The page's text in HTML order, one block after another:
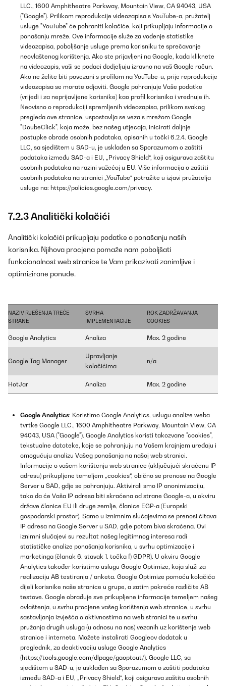
LLC., 1600 Amphitheatre Parkway, Mountain View, CA 94043, USA
("Google"). Prilikom reprodukcije videozapisa s YouTube-a, pružatelj
usluge "YouTube" će pohraniti kolačiće, koji prikupljaju informacije o
ponašanju mreže. Ove informacije služe za vođenje statistike
videozapisa, poboljšanje usluge prema korisniku te sprečavanje
neovlaštenog korištenja. Ako ste prijavljeni na Google, kada kliknete
na videozapis, vaši se podaci dodjeljuju izravno na vaš Google račun.
Ako ne želite biti povezani s profilom na YouTube-u, prije reprodukcije
videozapisa se morate odjaviti. Google pohranjuje Vaše podatke
(vrijedi i za neprijavljene korisnike) kao profil korisnika i vrednuje ih.
Neovisno o reprodukciji spremljenih videozapisa, prilikom svakog
pregleda ove stranice, uspostavlja se veza s mrežom Google
"DoubeClick", koja može, bez našeg utjecaja, inicirati daljnje
postupke obrade osobnih podataka, opisanih u točki 6.2.4. Google
LLC, sa sjedištem u SAD-u, je usklađen sa Sporazumom o zaštiti
podataka između SAD-a i EU, „Privacy Shield“, koji osigurava zaštitu
osobnih podataka na razini važećoj u EU. Više informacija o zaštiti
osobnih podataka na stranici „YouTube“ potražite u izjavi pružatelja
usluge na: https://policies.google.com/privacy.
7.2.3 Analitički kolačići
Analitički kolačići prikupljaju podatke o ponašanju naših
korisnika. Njihova procjena pomaže nam poboljšati
funkcionalnost web stranice te Vam prikazivati zanimljive i
optimizirane ponude.
NAZIV RJEŠENJA TREĆE
STRANE
SVRHA
IMPLEMENTACIJE
ROK ZADRŽAVANJA
COOKIES
Google Analytics Analiza Max. 2 godine
Google Tag Manager
Upravljanje
kolačićima
n/a
HotJar Analiza Max. 2 godine
Google Analytics: Koristimo Google Analytics, uslugu analize weba
tvrtke Google LLC., 1600 Amphitheatre Parkway, Mountain View, CA
94043, USA ("Google"). Google Analytics koristi takozvane "cookies",
tekstualne datoteke, koje se pohranjuju na Vašem krajnjem uređaju i
omogućuju analizu Vašeg ponašanja na našoj web stranici.
Informacije o vašem korištenju web stranice (uključujući skraćenu IP
adresu) prikupljene temeljem „cookies“, obično se prenose na Google
Server u SAD, gdje se pohranjuju. Aktivirali smo IP anonimizaciju,
tako da će Vaša IP adresa biti skraćena od strane Google-a, u okviru
države članice EU ili druge zemlje, članice EGP-a (Europski
gospodarski prostor). Samo u iznimnim slučajevima se prenosi čitava
IP adresa na Google Server u SAD, gdje potom biva skraćena. Ovi
iznimni slučajevi su rezultat našeg legitimnog interesa radi
statističke analize ponašanja korisnika, u svrhu optimizacije i
marketinga (članak 6. stavak 1. točka f) GDPR). U okviru Google
Analytics također koristimo uslugu Google Optimize, koja služi za
realizaciju AB testiranja / anketa. Google Optimize pomoću kolačića
dijeli korisnike naše stranice u grupe, a zatim pokreće različite AB
testove. Google obrađuje sve prikupljene informacije temeljem našeg
ovlaštenja, u svrhu procjene vašeg korištenja web stranice, u svrhu
sastavljanja izvješća o aktivnostima na web stranici te u svrhu
pružanja drugih usluga (u odnosu na nas) vezanih uz korištenje web
stranice i interneta. Možete instalirati Googleov dodatak u
preglednik, za deaktivaciju usluge Google Analytics
(https://tools.google.com/dlpage/gaoptout/). Google LLC, sa
sjedištem u SAD-u, je usklađen sa Sporazumom o zaštiti podataka
između SAD-a i EU, „Privacy Shield“, koji osigurava zaštitu osobnih